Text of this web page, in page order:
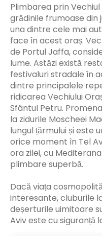
Plimbarea prin
grădinile frumoase din
una dintre cele mai
face în acest oraș.
de Portul Jaffa,
lume. Astăzi există
festivaluri stradale în
dintre principalele
ridicarea Vechiului
Sfântul Petru.
la zidurile Moscheei
lungul țărmului și este
orice moment în Tel
ora zilei, cu
plimbare superbă.
Dacă viața
interesante, cluburile
deșerturile uimitoare
Aviv este cu siguranță